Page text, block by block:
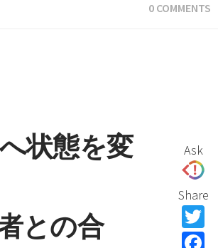
0 COMMENTS
状態を変
との合
Ask
Share